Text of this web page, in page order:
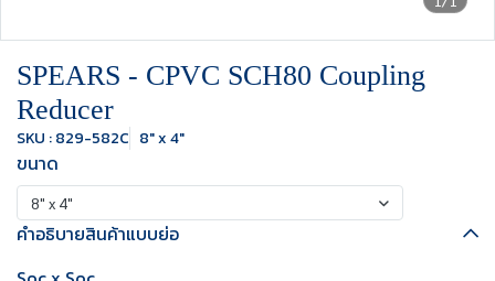
SPEARS - CPVC SCH80 Coupling
Reducer
SKU : 829-582C 8" x 4"
ขนาด
8" x 4"
คำอธิบายสินค้าแบบย่อ